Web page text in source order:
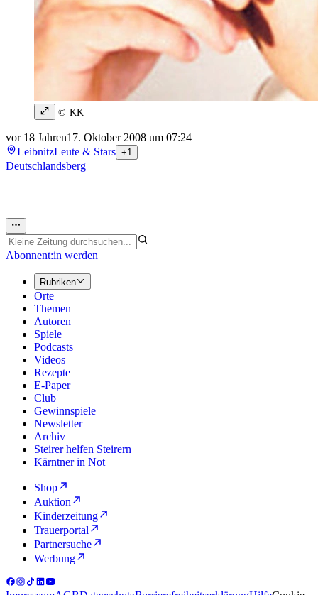
© KK
vor 18 Jahren17. Oktober 2008 um 07:24
LeibnitzLeute & Stars +1
Deutschlandsberg
Abonnent:in werden
Rubriken
Orte
Themen
Autoren
Spiele
Podcasts
Videos
Rezepte
E-Paper
Club
Gewinnspiele
Newsletter
Archiv
Steirer helfen Steirern
Kärntner in Not
Shop
Auktion
Kinderzeitung
Trauerportal
Partnersuche
Werbung